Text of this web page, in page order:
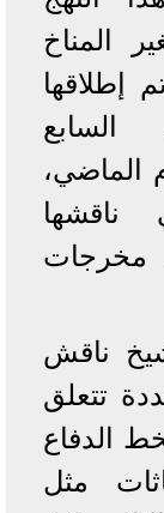
المناخ
إطلاقها
الماضي،
ناقشها
مخرجات
ناقش
تتعلق
الدفاع
مثل